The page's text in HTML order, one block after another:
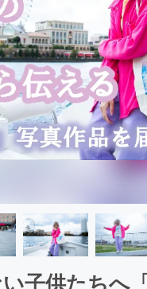
子供たちへ